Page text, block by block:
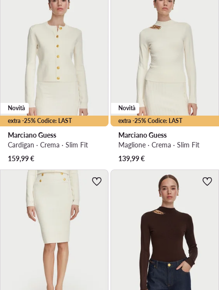
extra -25% Codice: LAST
Novità
Marciano Guess
Cardigan · Crema · Slim Fit
159,99€
extra -25% Codice: LAST
Novità
Marciano Guess
Maglione · Crema · Slim Fit
139,99€